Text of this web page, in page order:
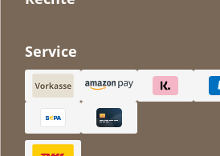
Service